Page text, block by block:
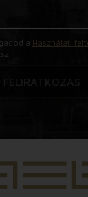
a Használati